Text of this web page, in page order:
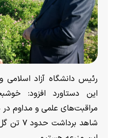
رئیس دانشگاه آزاد
این دستاورد افزود:
مراقبت‌های علمی و مداوم
شاهد